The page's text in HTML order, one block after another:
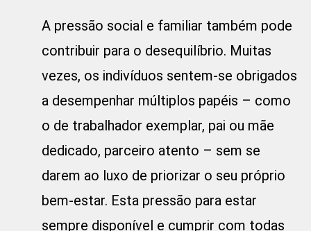
A pressão social e familiar também pode
contribuir para o desequilíbrio. Muitas
vezes, os indivíduos sentem-se obrigados
a desempenhar múltiplos papéis – como
o de trabalhador exemplar, pai ou mãe
dedicado, parceiro atento – sem se
darem ao luxo de priorizar o seu próprio
bem-estar. Esta pressão para estar
sempre disponível e cumprir com todas